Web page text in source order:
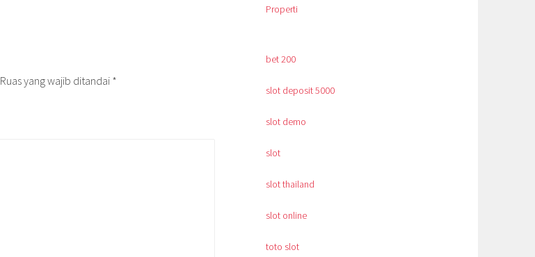
Ruas yang wajib ditandai *
Properti
bet 200
slot deposit 5000
slot demo
slot
slot thailand
slot online
toto slot